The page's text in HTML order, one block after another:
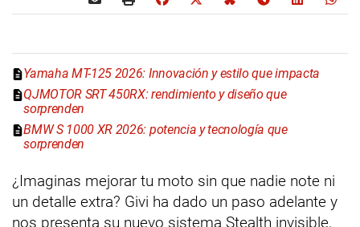
Yamaha MT-125 2026: Innovación y estilo que impacta
QJMOTOR SRT 450RX: rendimiento y diseño que
sorprenden
BMW S 1000 XR 2026: potencia y tecnología que
sorprenden
¿Imaginas mejorar tu moto sin que nadie note ni
un detalle extra? Givi ha dado un paso adelante y
nos presenta su nuevo sistema Stealth invisible,